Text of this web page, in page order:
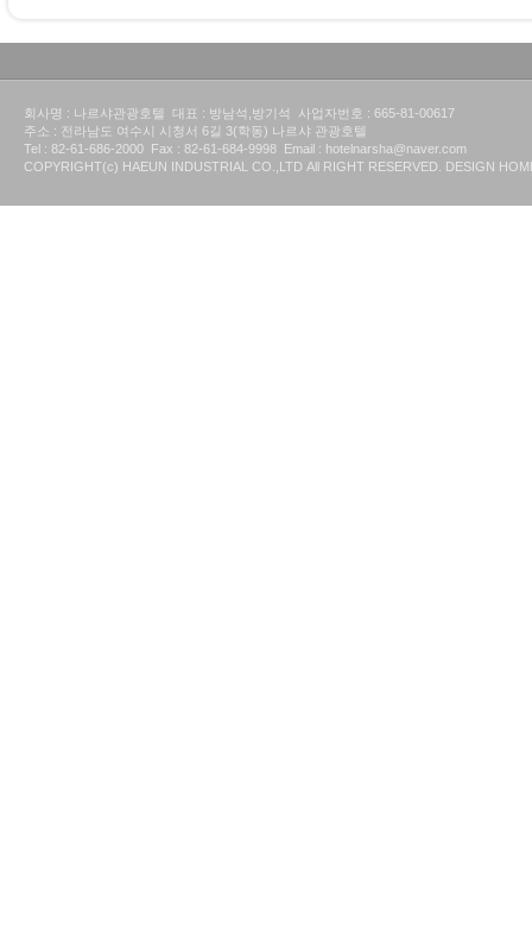
회사명 : 나르샤관광호텔 대표 : 방남석,방기석 사업자번호 : 665-81-00617
주소 : 전라남도 여수시 시청서 6길 3(학동) 나르샤 관광호텔
Tel : 82-61-686-2000 Fax : 82-61-684-9998 Email : hotelnarsha@naver.com
COPYRIGHT(c) HAEUN INDUSTRIAL CO.,LTD All RIGHT RESERVED. DESIGN